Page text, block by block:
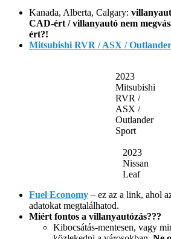
Kanada, Alberta, Calgary:
CAD-ért / villanyautó nem
ért?!
Mitsubishi RVR / ASX /
2023
Mitsubishi
RVR /
ASX /
Outlander
Sport
2023
Nissan
Leaf
Fuel Economy – ez az a link, ahol
adatokat megtalálhatod.
Miért fontos a villanyautózás???
Kibocsátás-mentesen, vagy